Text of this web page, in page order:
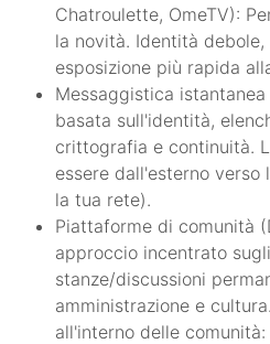
Chatroulette, OmeTV):
la novità. Identità
esposizione più rapida
Messaggistica
basata sull'identità,
crittografia e continuità.
essere dall'esterno
la tua rete).
Piattaforme di comunità
approccio incentrato
stanze/discussioni
amministrazione e
all'interno delle